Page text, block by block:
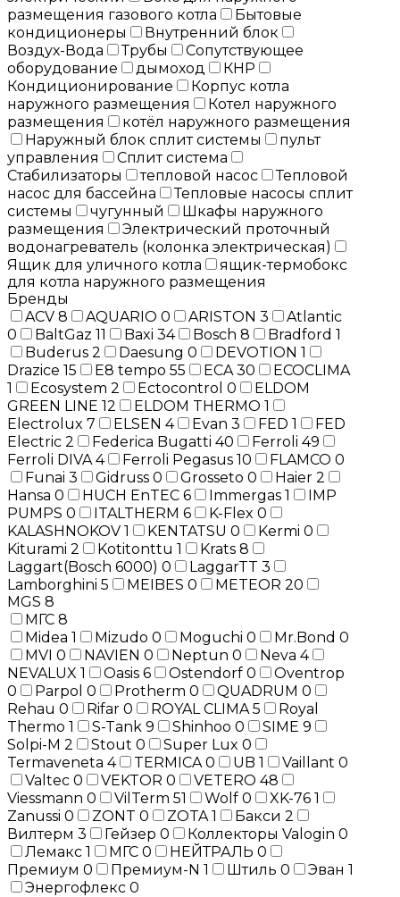
размещения газового котла
Бытовые
кондиционеры
Внутренний блок
Воздух-Вода
Трубы
Сопутствующее
оборудование
дымоход
КНР
Кондиционирование
Корпус котла
наружного размещения
Котел наружного
размещения
котёл наружного размещения
Наружный блок сплит системы
пульт
управления
Сплит система
Стабилизаторы
тепловой насос
Тепловой
насос для бассейна
Тепловые насосы сплит
системы
чугунный
Шкафы наружного
размещения
Электрический проточный
водонагреватель (колонка электрическая)
Ящик для уличного котла
ящик-термобокс
для котла наружного размещения
Бренды
ACV 8 AQUARIO 0 ARISTON 3
Atlantic
0
BaltGaz 11 Baxi 34 Bosch 8 Bradford 1
Buderus 2 Daesung 0 DEVOTION 1
Drazice 15 E8 tempo 55 ECA 30
ECOCLIMA
1
Ecosystem 2 Ectocontrol 0
ELDOM
GREEN LINE 12 ELDOM THERMO 1
Electrolux 7 ELSEN 4 Evan 3 FED 1
FED
Electric 2 Federica Bugatti 40 Ferroli 49
Ferroli DIVA 4 Ferroli Pegasus 10 FLAMCO 0
Funai 3 Gidruss 0 Grosseto 0 Haier 2
Hansa 0 HUCH EnTEC 6 Immergas 1
IMP
PUMPS 0 ITALTHERM 6 K-Flex 0
KALASHNOKOV 1 KENTATSU 0 Kermi 0
Kiturami 2 Kotitonttu 1 Krats 8
Laggart(Bosch 6000) 0 LaggarTT 3
Lamborghini 5 MEIBES 0 METEOR 20
MGS 8
МГС 8
Midea 1 Mizudo 0 Moguchi 0 Mr.Bond 0
MVI 0 NAVIEN 0 Neptun 0 Neva 4
NEVALUX 1 Oasis 6 Ostendorf 0
Oventrop
0
Parpol 0 Protherm 0 QUADRUM 0
Rehau 0 Rifar 0 ROYAL CLIMA 5
Royal
Thermo 1 S-Tank 9 Shinhoo 0 SIME 9
Solpi-M 2 Stout 0 Super Lux 0
Termaveneta 4 TERMICA 0 UB 1 Vaillant 0
Valtec 0 VEKTOR 0 VETERO 48
Viessmann 0 VilTerm 51 Wolf 0 XK-76 1
Zanussi 0 ZONT 0 ZOTA 1 Бакси 2
Вилтерм 3 Гейзер 0 Коллекторы Valogin 0
Лемакс 1 МГС 0 НЕЙТРАЛЬ 0
Премиум 0 Премиум-N 1 Штиль 0 Эван 1
Энергофлекс 0